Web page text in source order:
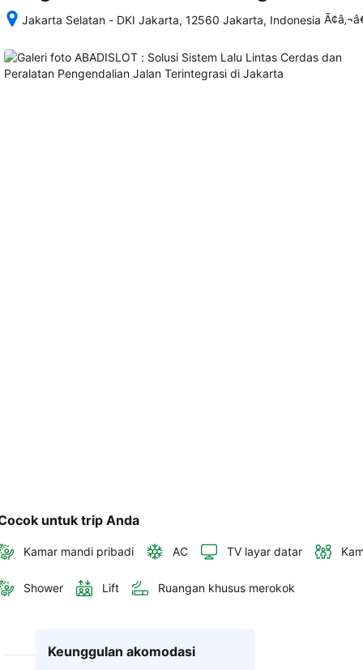
Jakarta Selatan - DKI Jakarta, 12560 Jakarta, Indonesia
memesan,
semua
untuk trip Anda
Kamar mandi pribadi AC TV layar datar
Shower Lift Ruangan khusus merokok
Keunggulan akomodasi